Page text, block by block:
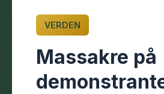
VERDEN
Massakre på